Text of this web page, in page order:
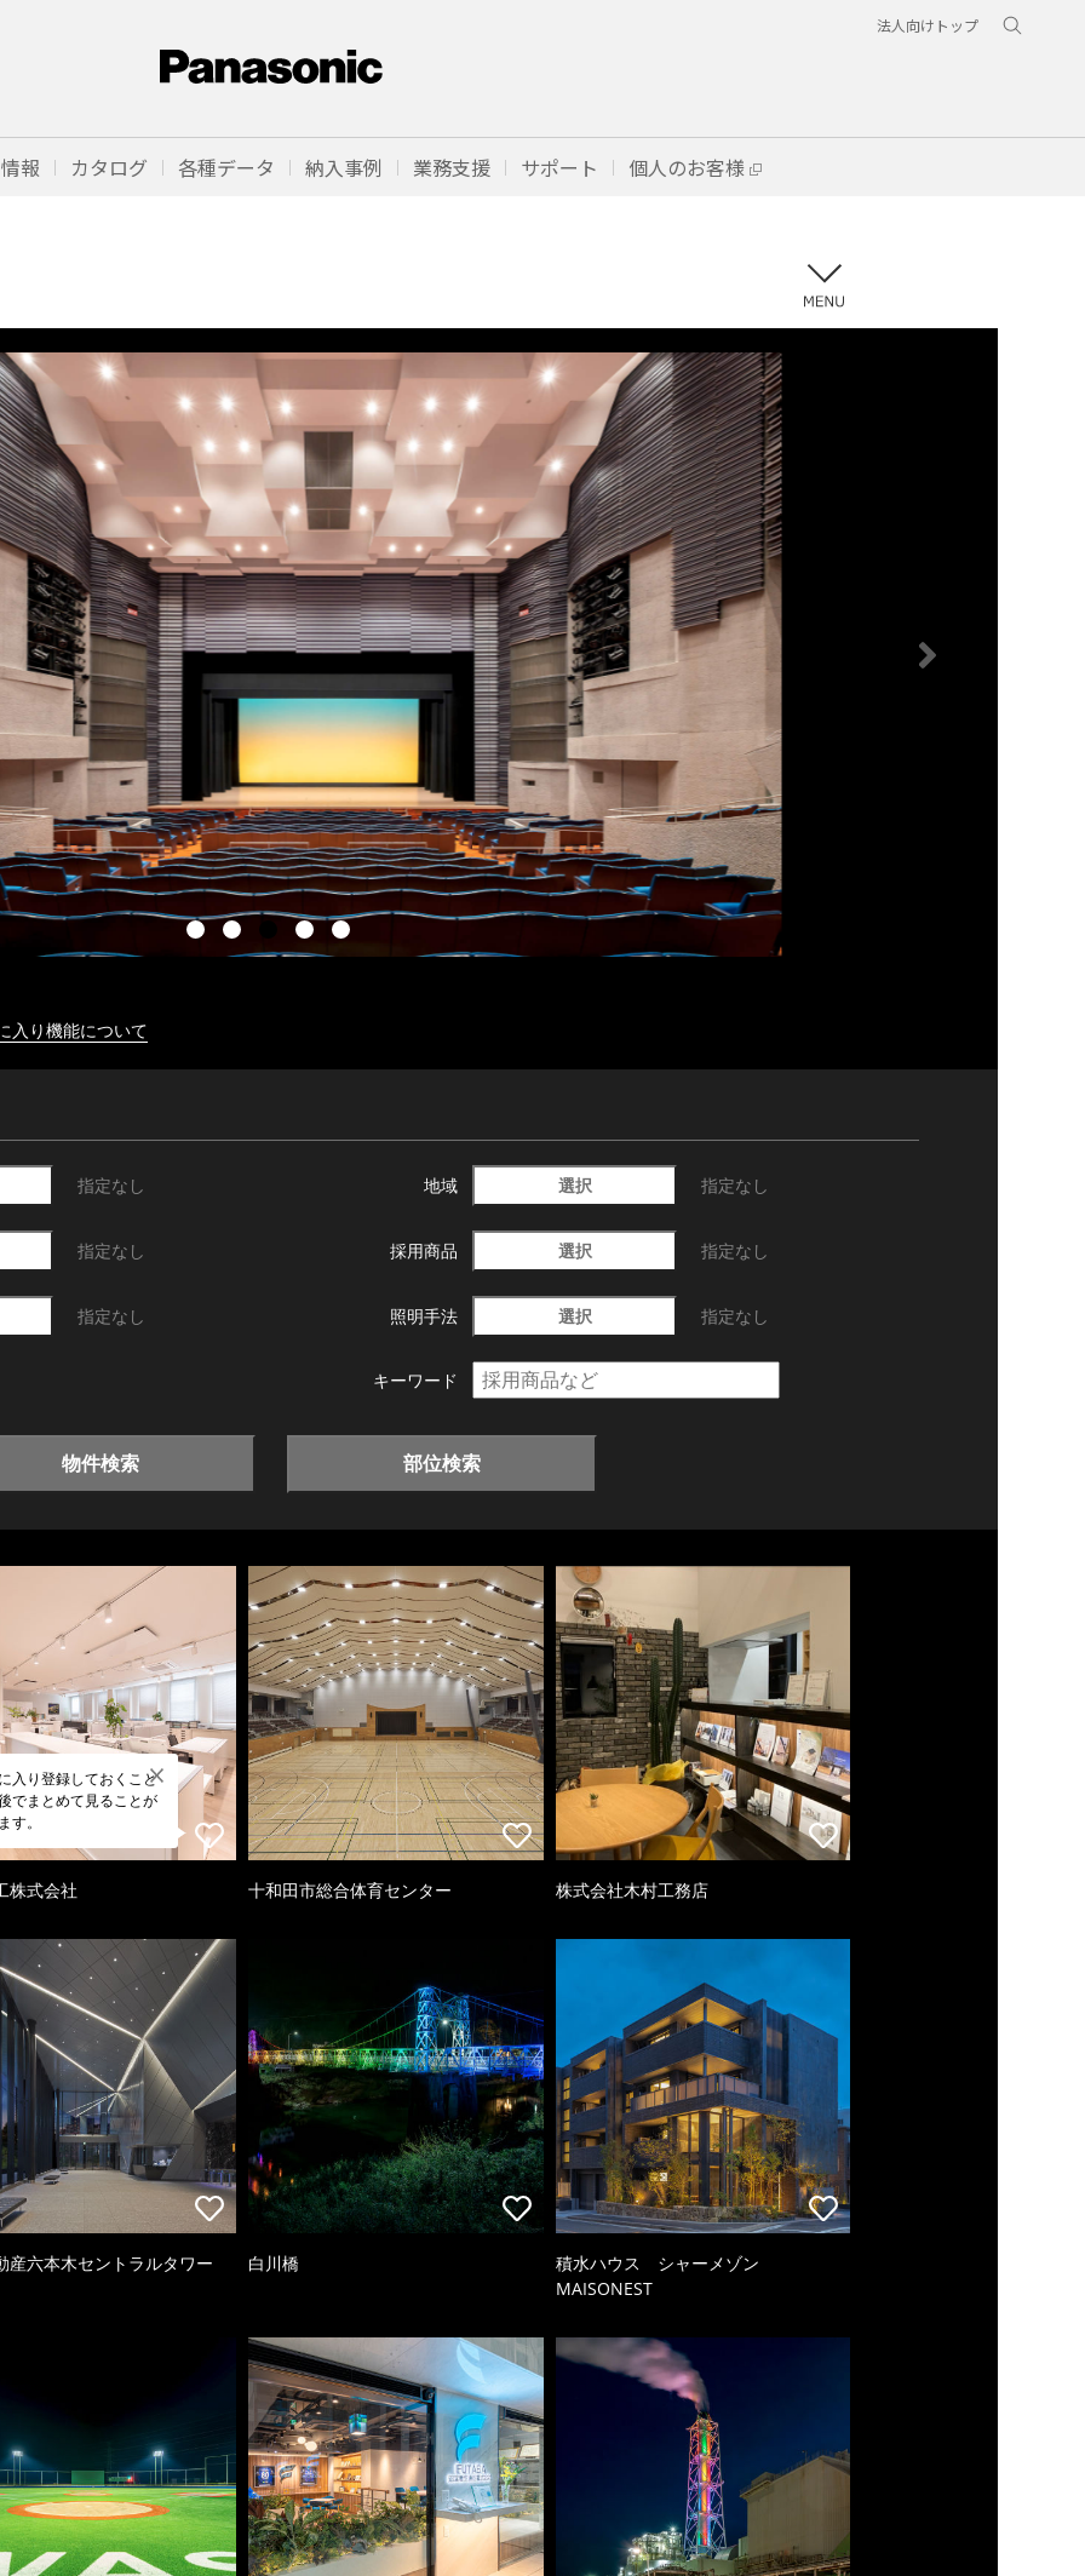
法人向けトップ
報 カタログ 各種データ 納入事例 業務支援 サポート 個人のお客様
入り機能について
指定なし 地域 選択 指定なし
指定なし 採用商品 選択 指定なし
指定なし 照明手法 選択 指定なし
キーワード
物件検索 部位検索
入り登録しておくこと
でまとめて見ることが
す。
株式会社 十和田市総合体育センター 株式会社木村工務店
産六本木セントラルタワー 白川橋
積水ハウス シャーメゾン
MAISONEST